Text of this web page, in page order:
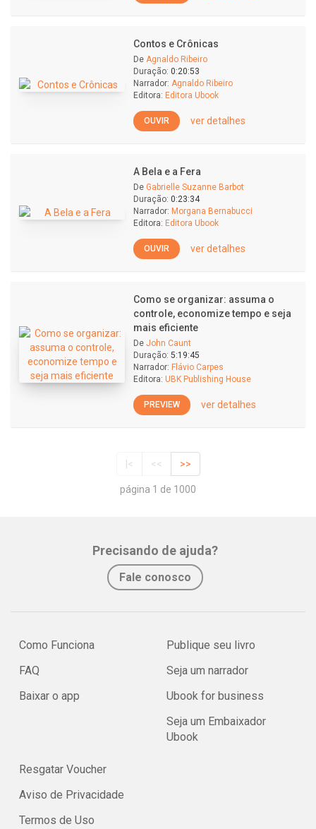
Contos e Crônicas
De Agnaldo Ribeiro
Duração: 0:20:53
Narrador: Agnaldo Ribeiro
Editora: Editora Ubook
OUVIR ver detalhes
A Bela e a Fera
De Gabrielle Suzanne Barbot
Duração: 0:23:34
Narrador: Morgana Bernabucci
Editora: Editora Ubook
OUVIR ver detalhes
Como se organizar: assuma o
controle, economize tempo e seja
mais eficiente
De John Caunt
Duração: 5:19:45
Narrador: Flávio Carpes
Editora: UBK Publishing House
PREVIEW ver detalhes
|< << >>
página 1 de 1000
Precisando de ajuda?
Fale conosco
Como Funciona
FAQ
Baixar o app
Publique seu livro
Seja um narrador
Ubook for business
Seja um Embaixador
Ubook
Resgatar Voucher
Aviso de Privacidade
Termos de Uso